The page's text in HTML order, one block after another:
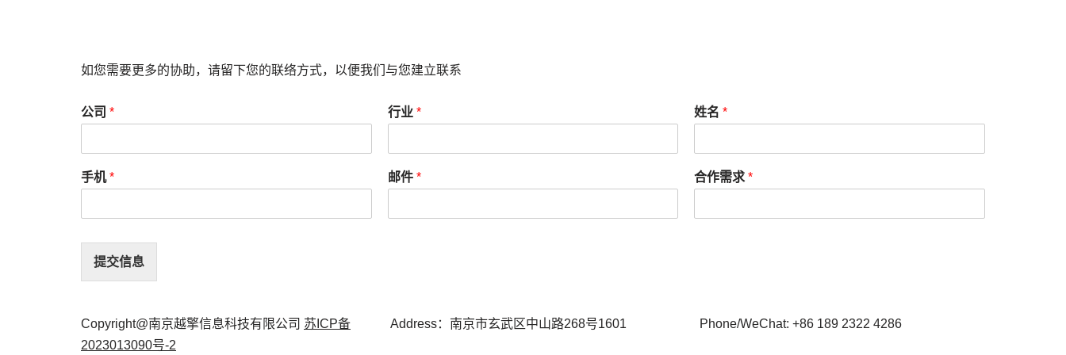
如您需要更多的协助，请留下您的联络方式，以便我们与您建立联系
公司 *
手机*
行业 *
邮件 *
姓名*
合作需求*
提交信息
Copyright@南京越擎信息科技有限公司 苏ICP备
2023013090号-2
Address：南京市玄武区中山路268号1601 Phone/WeChat: +86 189 2322 4286